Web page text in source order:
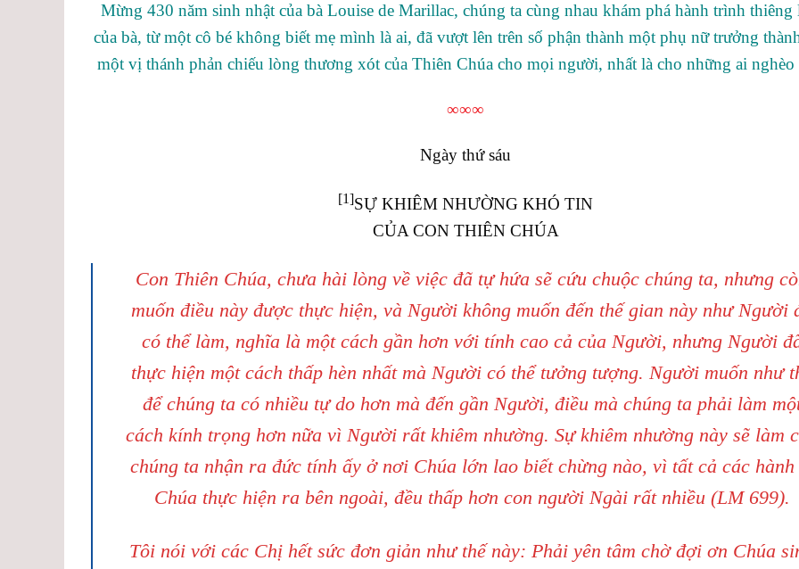
Mừng 430 năm sinh nhật của bà Louise de Marillac, chúng ta cùng nhau khám phá hành trình thiêng
của bà, từ một cô bé không biết mẹ mình là ai, đã vượt lên trên số phận thành một phụ nữ trưởng
một vị thánh phản chiếu lòng thương xót của Thiên Chúa cho mọi người, nhất là cho những ai nghèo
∞∞∞
Ngày thứ sáu
[1]SỰ KHIÊM NHƯỜNG KHÓ TIN
CỦA CON THIÊN CHÚA
Con Thiên Chúa, chưa hài lòng về việc đã tự hứa sẽ cứu chuộc chúng ta, nhưng
muốn điều này được thực hiện, và Người không muốn đến thế gian này như Người
có thể làm, nghĩa là một cách gần hơn với tính cao cả của Người, nhưng Người
thực hiện một cách thấp hèn nhất mà Người có thể tưởng tượng. Người muốn như
để chúng ta có nhiều tự do hơn mà đến gần Người, điều mà chúng ta phải làm
cách kính trọng hơn nữa vì Người rất khiêm nhường. Sự khiêm nhường này sẽ làm
chúng ta nhận ra đức tính ấy ở nơi Chúa lớn lao biết chừng nào, vì tất cả các
Chúa thực hiện ra bên ngoài, đều thấp hơn con người Ngài rất nhiều (LM 699).
Tôi nói với các Chị hết sức đơn giản như thế này: Phải yên tâm chờ đợi ơn Chúa